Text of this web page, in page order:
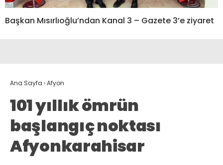
Başkan Mısırlıoğlu’ndan Kanal 3 – Gazete 3’e ziyaret
Ana Sayfa ›Afyon
101 yıllık ömrün
başlangıç noktası
Afyonkarahisar